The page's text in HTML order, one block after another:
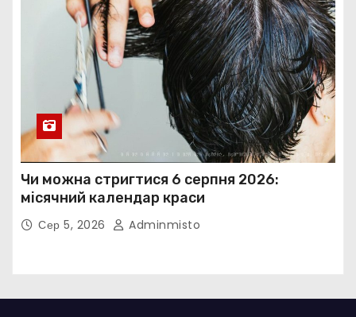
Чи можна стригтися 6 серпня 2026:
місячний календар краси
Сер 5, 2026 Adminmisto